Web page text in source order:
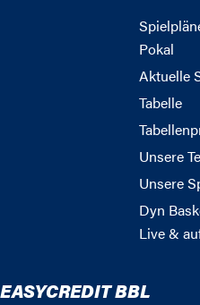
Pokal
Aktuelle
Tabelle
Unsere
Unsere
Dyn
Live &
EASYCREDIT BBL